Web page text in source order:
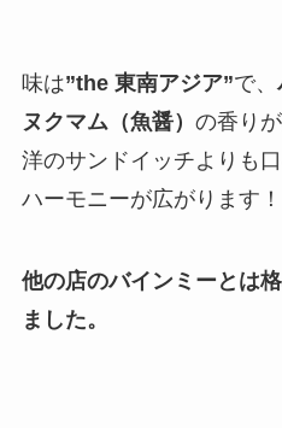
味は”the 東南アジア”で、
ヌクマム（魚醤） の香り
洋のサンドイッチよりも
ハーモニーが広がります！
他の店のバインミーとは
ました。